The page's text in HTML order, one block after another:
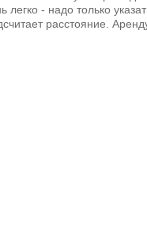
легко - надо только
расстояние.